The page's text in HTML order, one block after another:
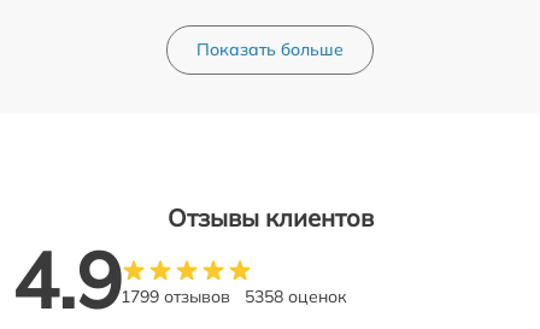
Показать больше
Отзывы клиентов
4.91799 отзывов 5358 оценок